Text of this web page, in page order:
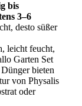
bis
3–6
desto süßer
leicht feucht,
Garten Set
bieten
von Physalis
oder